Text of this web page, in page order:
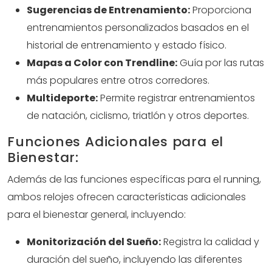
Sugerencias de Entrenamiento:Proporciona
entrenamientos personalizados basados en el
historial de entrenamiento y estado físico.
Mapas a Color con Trendline:Guía por las rutas
más populares entre otros corredores.
Multideporte:Permite registrar entrenamientos
de natación, ciclismo, triatlón y otros deportes.
Funciones Adicionales para el
Bienestar:
Además de las funciones específicas para el running,
ambos relojes ofrecen características adicionales
para el bienestar general, incluyendo:
Monitorización del Sueño:Registra la calidad y
duración del sueño, incluyendo las diferentes